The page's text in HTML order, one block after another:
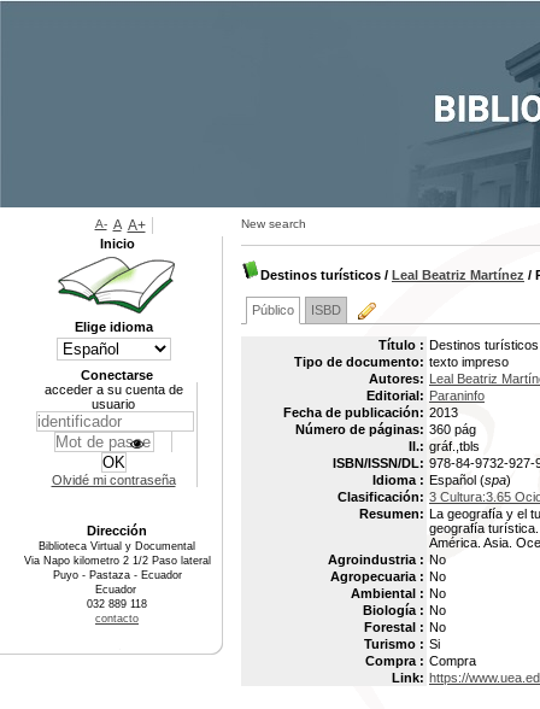
New search
Destinos turísticos / Leal Beatriz Martínez /
Público ISBD
Título : Destinos turísticos
Tipo de documento: texto impreso
Autores: Leal Beatriz
Editorial: Paraninfo
Fecha de publicación: 2013
Número de páginas: 360 pág
Il.: gráf.,tbls
ISBN/ISSN/DL: 978-84-9732-927-
Idioma : Español (spa)
Clasificación: 3 Cultura:3.65
Resumen: La geografía y el
geografía
América. Asia.
Agroindustria : No
Agropecuaria : No
Ambiental : No
Biología : No
Forestal : No
Turismo : Si
Compra : Compra
Link: https://
A- A A+
Inicio
Elige idioma
Conectarse
acceder a su cuenta de
usuario
Olvidé mi contraseña
Dirección
Biblioteca Virtual y Documental
Via Napo kilometro 2 1/2 Paso lateral
Puyo - Pastaza - Ecuador
Ecuador
032 889 118
contacto